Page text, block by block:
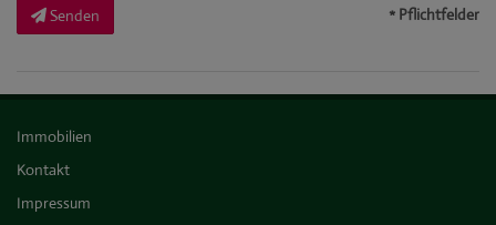
Senden * Pflichtfelder
Immobilien
Kontakt
Impressum